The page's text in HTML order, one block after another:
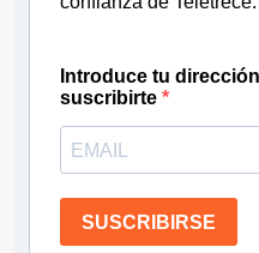
Introduce tu
suscribirte
SUSCRIBIRSE